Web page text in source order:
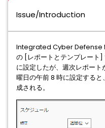
Issue/Introduction
Integrated Cyber Defense
の [レポートとテンプレート]
に設定したが、週次レポート
曜日の午前 8 時に設定する
成される。